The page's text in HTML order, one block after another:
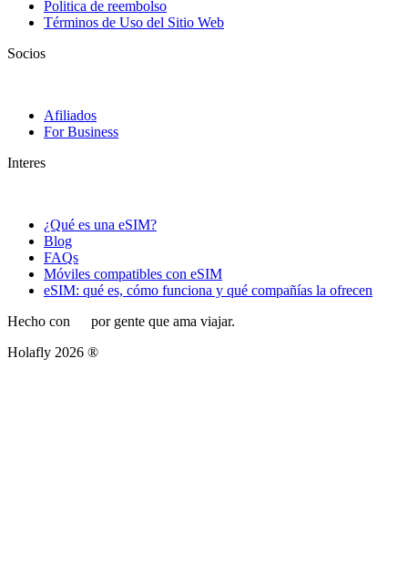
Politica de reembolso
Términos de Uso del Sitio Web
Socios
Afiliados
For Business
Interes
¿Qué es una eSIM?
Blog
FAQs
Móviles compatibles con eSIM
eSIM: qué es, cómo funciona y qué compañías la ofrecen
Hecho con
por gente que ama viajar.
Holafly 2026 ®